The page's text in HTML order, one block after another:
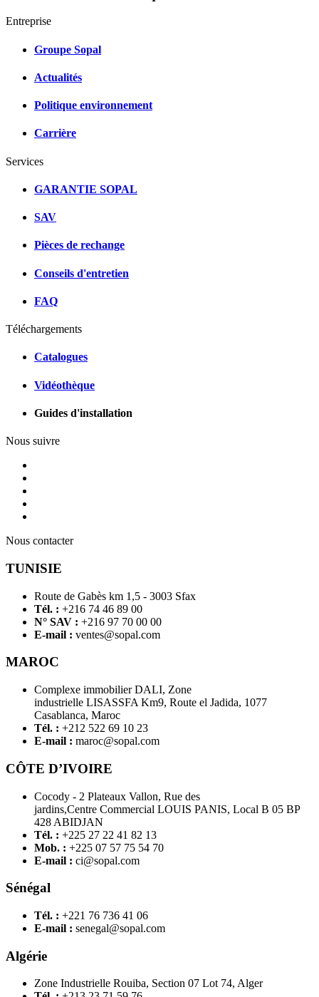
Entreprise
Groupe Sopal
Actualités
Politique environnement
Carrière
Services
GARANTIE SOPAL
SAV
Pièces de rechange
Conseils d'entretien
FAQ
Téléchargements
Catalogues
Vidéothèque
Guides d'installation
Nous suivre
Nous contacter
TUNISIE
Route de Gabès km 1,5 - 3003 Sfax
Tél. : +216 74 46 89 00
N° SAV : +216 97 70 00 00
E-mail : ventes@sopal.com
MAROC
Complexe immobilier DALI, Zone
industrielle LISASSFA Km9, Route el Jadida, 1077
Casablanca, Maroc
Tél. : +212 522 69 10 23
E-mail : maroc@sopal.com
CÔTE D’IVOIRE
Cocody - 2 Plateaux Vallon, Rue des
jardins,Centre Commercial LOUIS PANIS, Local B 05 BP
428 ABIDJAN
Tél. : +225 27 22 41 82 13
Mob. : +225 07 57 75 54 70
E-mail : ci@sopal.com
Sénégal
Tél. : +221 76 736 41 06
E-mail : senegal@sopal.com
Algérie
Zone Industrielle Rouiba, Section 07 Lot 74, Alger